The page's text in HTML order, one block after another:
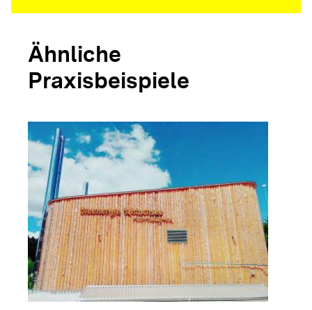
Ähnliche
Praxisbeispiele